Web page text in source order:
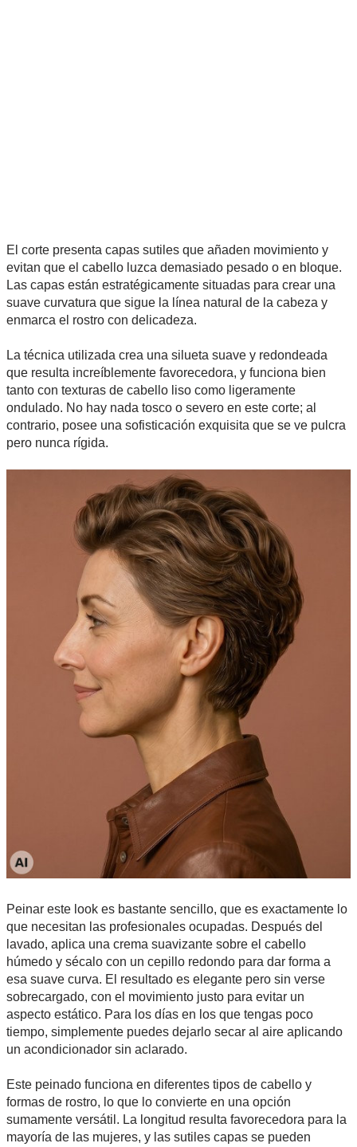
El corte presenta capas sutiles que añaden movimiento y
evitan que el cabello luzca demasiado pesado o en bloque.
Las capas están estratégicamente situadas para crear una
suave curvatura que sigue la línea natural de la cabeza y
enmarca el rostro con delicadeza.
La técnica utilizada crea una silueta suave y redondeada
que resulta increíblemente favorecedora, y funciona bien
tanto con texturas de cabello liso como ligeramente
ondulado. No hay nada tosco o severo en este corte; al
contrario, posee una sofisticación exquisita que se ve pulcra
pero nunca rígida.
Peinar este look es bastante sencillo, que es exactamente lo
que necesitan las profesionales ocupadas. Después del
lavado, aplica una crema suavizante sobre el cabello
húmedo y sécalo con un cepillo redondo para dar forma a
esa suave curva. El resultado es elegante pero sin verse
sobrecargado, con el movimiento justo para evitar un
aspecto estático. Para los días en los que tengas poco
tiempo, simplemente puedes dejarlo secar al aire aplicando
un acondicionador sin aclarado.
Este peinado funciona en diferentes tipos de cabello y
formas de rostro, lo que lo convierte en una opción
sumamente versátil. La longitud resulta favorecedora para la
mayoría de las mujeres, y las sutiles capas se pueden